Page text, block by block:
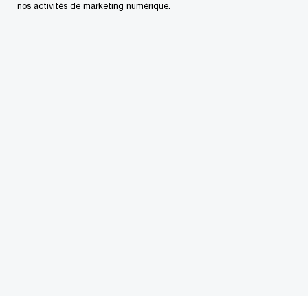
nos activités de marketing numérique.